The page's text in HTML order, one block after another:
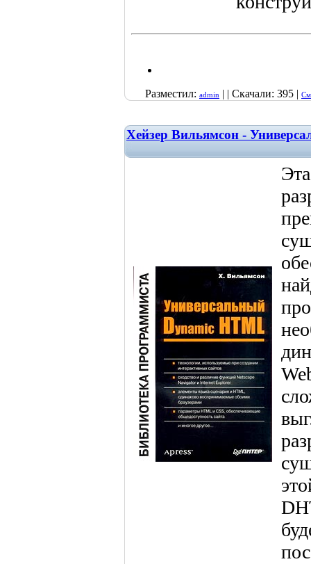
Разместил: admin | | Скачали: 395 |
Хейзер Вильямсон -